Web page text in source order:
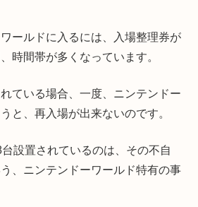
ールドに入るには、入場整理券が
時間帯が多くなっています。
ている場合、一度、ニンテンドー
と、再入場が出来ないのです。
設置されているのは、その不自
、ニンテンドーワールド特有の事